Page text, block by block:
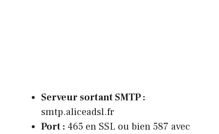
Serveur sortant SMTP :
smtp.aliceadsl.fr
Port : 465 en SSL ou bien 587 avec